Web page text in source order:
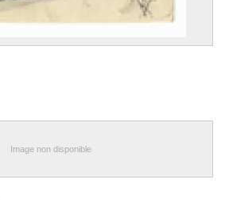
Image non disponible